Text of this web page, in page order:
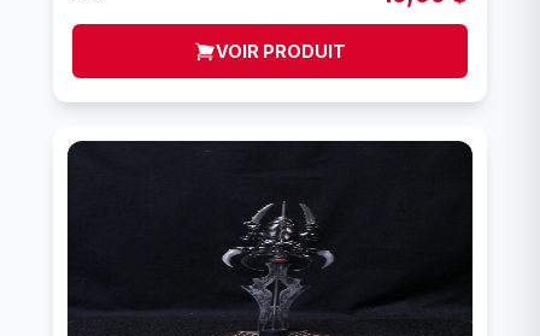
VOIR PRODUIT